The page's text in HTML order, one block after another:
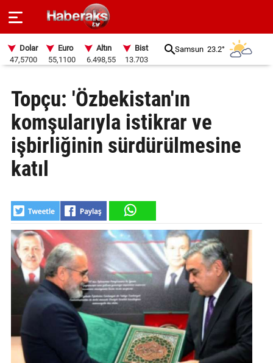
SPOR
YAŞAM
EKONOMİ
SAĞLIK
SİYASET
EĞİTİM
GALERİ
VİDEO
YAZARLAR
Dolar
47,5700
Euro
55,1100
Altın
6.498,55
Bist
13.703
Samsun 23.2°
Topçu: 'Özbekistan'ın
komşularıyla istikrar ve
işbirliğinin sürdürülmesine
katıl